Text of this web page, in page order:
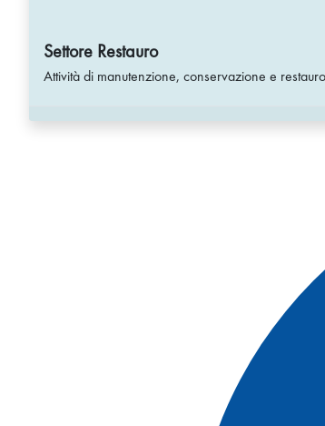
Settore Restauro
Attività di manutenzione, conservazione e